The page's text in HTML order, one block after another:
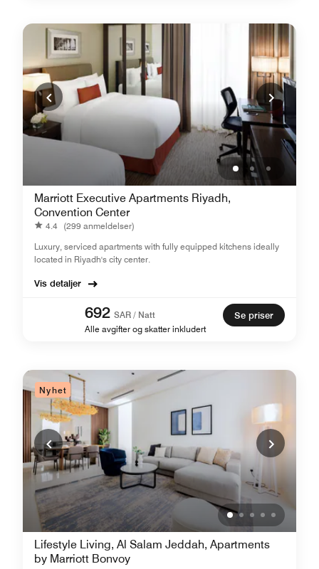
Marriott Executive Apartments Riyadh,
Convention Center
4.4 (299 anmeldelser)
Luxury, serviced apartments with fully equipped kitchens ideally
located in Riyadh's city center.
Vis detaljer
692 SAR / Natt
Alle avgifter og skatter inkludert
Se priser
Nyhet
Lifestyle Living, Al Salam Jeddah, Apartments
by Marriott Bonvoy